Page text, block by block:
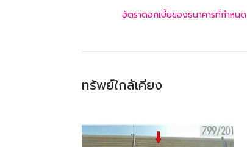
อัตราดอกเบี้ยของธนาคารที่กำหนด
ทรัพย์ใกล้เคียง